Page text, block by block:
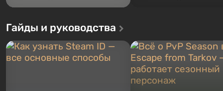
Гайды и руководства